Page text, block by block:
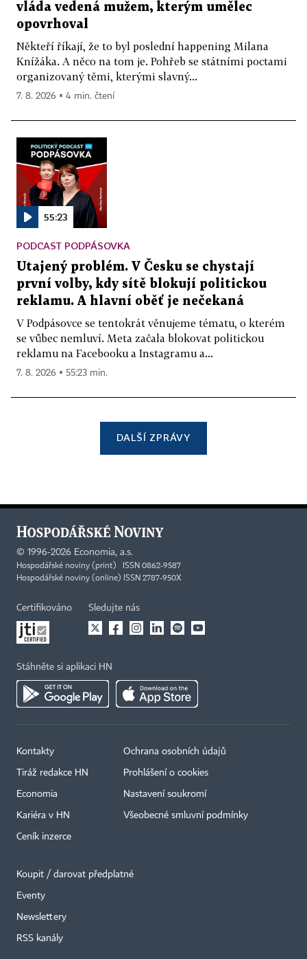
vláda vedená mužem, kterým umělec
opovrhoval
Někteří říkají, že to byl poslední happening Milana
Knížáka. A něco na tom je. Pohřeb se státními poctami
organizovaný těmi, kterými slavný...
7. 8. 2026 ▪ 4 min. čtení
55:23
PODCAST PODPÁSOVKA
Utajený problém. V Česku se chystají
první volby, kdy sítě blokují politickou
reklamu. A hlavní oběť je nečekaná
V Podpásovce se tentokrát věnujeme tématu, o kterém
se vůbec nemluví. Meta začala blokovat politickou
reklamu na Facebooku a Instagramu a...
7. 8. 2026 ▪ 55:23 min.
DALŠÍ ZPRÁVY
© 1996-2026 Economia, a.s.
Hospodářské noviny (print) ISSN 0862-9587
Hospodářské noviny (online) ISSN 2787-950X
Certifikováno Sledujte nás
Stáhněte si aplikaci HN
Kontakty
Tiráž redakce HN
Economia
Kariéra v HN
Ceník inzerce
Ochrana osobních údajů
Prohlášení o cookies
Nastavení soukromí
Všeobecné smluvní podmínky
Koupit / darovat předplatné
Eventy
Newslettery
RSS kanály